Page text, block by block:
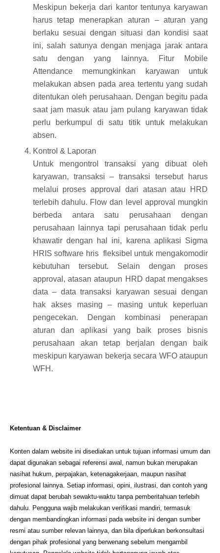
Meskipun bekerja dari kantor tentunya karyawan
harus tetap menerapkan aturan – aturan yang
berlaku sesuai dengan situasi dan kondisi saat
ini, salah satunya dengan menjaga jarak antara
satu dengan yang lainnya. Fitur Mobile
Attendance memungkinkan karyawan untuk
melakukan absen pada area tertentu yang sudah
ditentukan oleh perusahaan. Dengan begitu pada
saat jam masuk atau jam pulang karyawan tidak
perlu berkumpul di satu titik untuk melakukan
absen.
Kontrol & Laporan
Untuk mengontrol transaksi yang dibuat oleh
karyawan, transaksi – transaksi tersebut harus
melalui proses approval dari atasan atau HRD
terlebih dahulu. Flow dan level approval mungkin
berbeda antara satu perusahaan dengan
perusahaan lainnya tapi perusahaan tidak perlu
khawatir dengan hal ini, karena aplikasi Sigma
HRISsoftware hrisfleksibel untuk mengakomodir
kebutuhan tersebut. Selain dengan proses
approval, atasan ataupun HRD dapat mengakses
data – data transaksi karyawan sesuai dengan
hak akses masing – masing untuk keperluan
pengecekan. Dengan kombinasi penerapan
aturan dan aplikasi yang baik proses bisnis
perusahaan akan tetap berjalan dengan baik
meskipun karyawan bekerja secara WFO ataupun
WFH.
Ketentuan & Disclaimer
Konten dalam website ini disediakan untuk tujuan informasi umum dan
dapat digunakan sebagai referensi awal, namun bukan merupakan
nasihat hukum, perpajakan, ketenagakerjaan, maupun nasihat
profesional lainnya. Setiap informasi, opini, ilustrasi, dan contoh yang
dimuat dapat berubah sewaktu-waktu tanpa pemberitahuan terlebih
dahulu. Pengguna wajib melakukan verifikasi mandiri, termasuk
dengan membandingkan informasi pada website ini dengan sumber
resmi atau sumber relevan lainnya, dan bila diperlukan berkonsultasi
dengan pihak profesional yang berwenang sebelum mengambil